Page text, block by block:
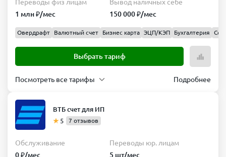
Переводы физ лицам
1 млн ₽/мес
Вывод наличных себе
150 000 ₽/мес
Овердрафт Валютный счет Бизнес карта ЭЦП/КЭП Бухгалтерия
Выбрать тариф
Посмотреть все тарифы
Переводы
Подробнее
ВТБ счет для ИП
5
7 отзывов
Обслуживание
0 ₽/мес
Переводы юр. лицам
5 шт/мес